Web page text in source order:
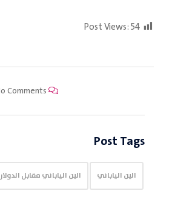
Post Views:54
Post Tags
الين الياباني الين الياباني مقابل الدولار